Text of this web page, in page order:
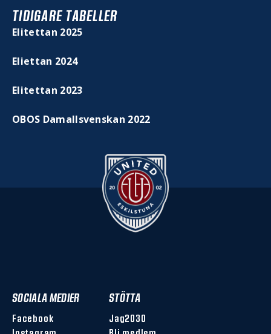
TIDIGARE TABELLER
Elitettan 2025
Eliettan 2024
Elitettan 2023
OBOS Damallsvenskan 2022
SOCIALA MEDIER
Facebook
STÖTTA
Jag2030